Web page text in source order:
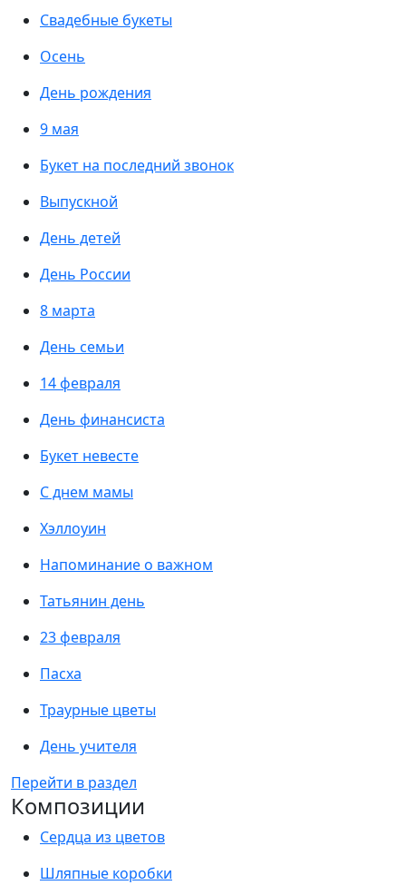
Свадебные букеты
Осень
День рождения
9 мая
Букет на последний звонок
Выпускной
День детей
День России
8 марта
День семьи
14 февраля
День финансиста
Букет невесте
С днем мамы
Хэллоуин
Напоминание о важном
Татьянин день
23 февраля
Пасха
Траурные цветы
День учителя
Перейти в раздел
Композиции
Сердца из цветов
Шляпные коробки